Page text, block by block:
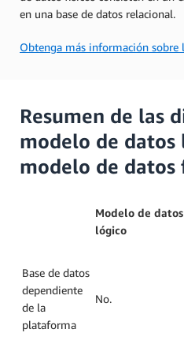
en una base de datos relacional.
Obtenga más información sobre
Resumen de las
modelo de
modelo de datos
Modelo de datos
lógico
Base de datos
dependiente
de la
plataforma
No.